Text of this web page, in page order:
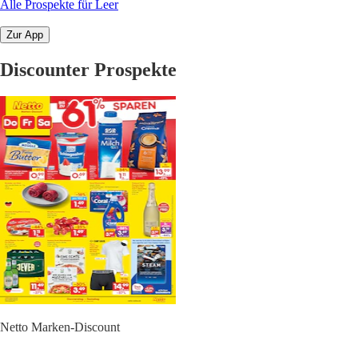
Alle Prospekte für Leer
Zur App
Discounter Prospekte
Netto Marken-Discount